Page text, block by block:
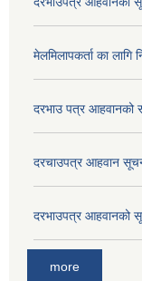
मेलमिलापकर्ता का
दरभाउ पत्र आहवानको
दरचाउपत्र आहवान
दरभाउपत्र आहवानको
more